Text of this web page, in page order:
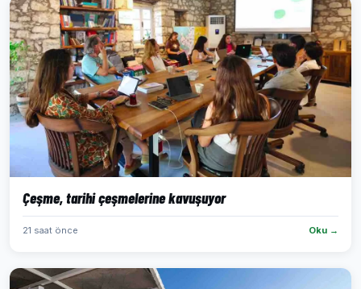
Çeşme, tarihi çeşmelerine kavuşuyor
21 saat önce Oku →